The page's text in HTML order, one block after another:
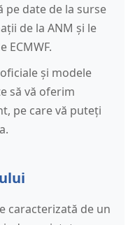
pe date de la surse
de la ANM și le
ECMWF.
și modele
să vă oferim
pe care vă puteți
caracterizată de un